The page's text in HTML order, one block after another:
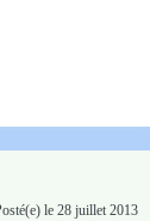
le 28 juillet 2013